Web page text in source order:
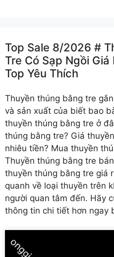
Top Sale 8/2026 #
Tre Có Sạp Ngồi Giá
Top Yêu Thích
Thuyền thúng bằng tre
và sản xuất của biết bao
thuyền thúng bằng tre ở
thúng bằng tre? Giá
nhiêu tiền? Mua thuyền
Thuyền thúng bằng tre
thuyền thúng bằng tre giá
quanh về loại thuyền trên
người quan tâm đến. Hãy
thông tin chi tiết hơn ngay